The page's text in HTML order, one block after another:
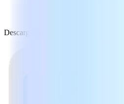
Descarga gratuita